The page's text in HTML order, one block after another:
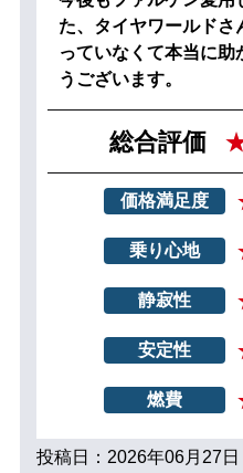
た、タイヤワールドさ
っていなくて本当に助
うございます。
総合評価
価格満足度
乗り心地
静寂性
安定性
燃費
投稿日：2026年06月27日